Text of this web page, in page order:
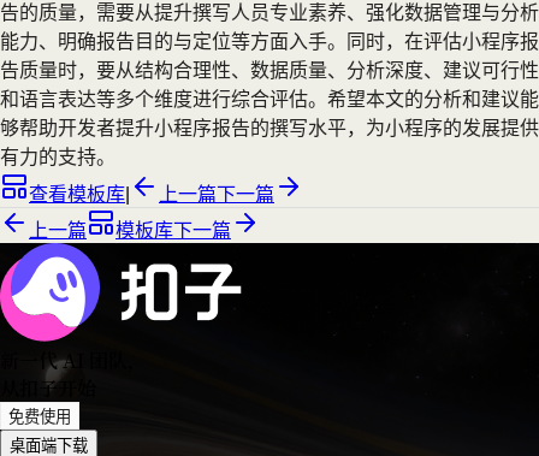
告的质量，需要从提升撰写人员专业素养、强化数据管理与分析
能力、明确报告目的与定位等方面入手。同时，在评估小程序报
告质量时，要从结构合理性、数据质量、分析深度、建议可行性
和语言表达等多个维度进行综合评估。希望本文的分析和建议能
够帮助开发者提升小程序报告的撰写水平，为小程序的发展提供
有力的支持。
查看模板库
上一篇下一篇
上一篇
模板库下一篇
新一代 AI 团队
从扣子开始
免费使用
桌面端下载